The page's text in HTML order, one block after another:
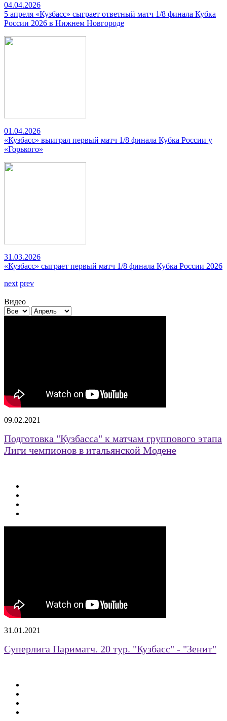
04.04.2026
5 апреля «Кузбасс» сыграет ответный матч 1/8 финала Кубка
России 2026 в Нижнем Новгороде
01.04.2026
«Кузбасс» выиграл первый матч 1/8 финала Кубка России у
«Горького»
31.03.2026
«Кузбасс» сыграет первый матч 1/8 финала Кубка России 2026
next prev
Видео
09.02.2021
Подготовка "Кузбасса" к матчам группового этапа
Лиги чемпионов в итальянской Модене
31.01.2021
Суперлига Париматч. 20 тур. "Кузбасс" - "Зенит"